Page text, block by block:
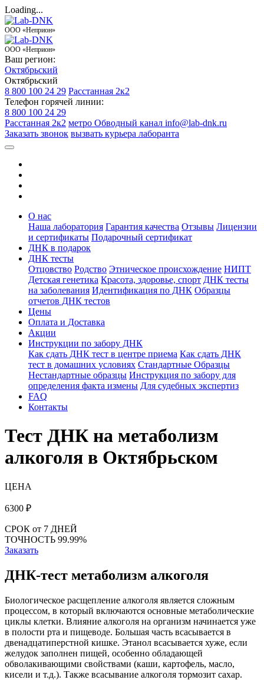
Loading...
ООО «Неприон»
ООО «Неприон»
Ваш регион:
Октябрьский
Октябрьский
8 800 100 24 29 Расстанная 2к2
Телефон горячей линии:
8 800 100 24 29
Расстанная 2к2 метро Обводный канал info@lab-dnk.ru
Заказать звонок вызвать курьера лаборанта
О нас
Наша лаборатория Гарантия качества Отзывы Лицензии
и сертификаты Подарочный сертификат
ДНК в подарок
ДНК тесты
Отцовство Родство Этническое происхождение НИПТ
Детская генетика Красота, здоровье, спорт ДНК тесты
на заболевания Идентификация по ДНК Образцы
отчетов ДНК тестов
Цены
Оплата и Доставка
Акции
Инструкции по забору ДНК
Как сдать ДНК тест в центре приема Как сдать ДНК
тест в домашних условиях Стандартные Образцы
Нестандартные образцы Инструкция по забору для
определения факта измены Для судебных экспертиз
FAQ
Контакты
Тест ДНК на метаболизм
алкоголя в Октябрьском
ЦЕНА
6300 ₽
СРОК от 7 ДНЕЙ
ТОЧНОСТЬ 99.99%
Заказать
ДНК-тест метаболизм алкоголя
Биологическое расщепление алкоголя является сложным
процессом, в который включаются основные метаболические
циклы клетки. Влияние алкоголя на организм начинается уже
в полости рта и пищеводе. Большая часть всасывается в
двенадцатиперстной кишке. Этанол всасывается хуже, если
желудок заполнен пищей, особенно обладающей
обволакивающими свойствами (каши, картофель, масло,
кисели и т.д.). Также всасывание алкоголя тормозит сахар.